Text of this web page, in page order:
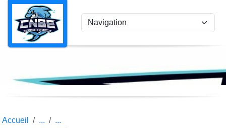
Accueil
Panneau de gestion des cookies